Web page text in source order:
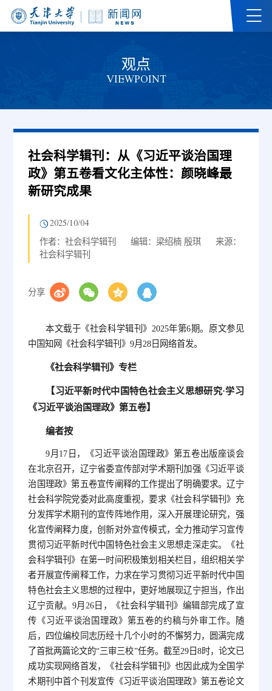
观点
VIEWPOINT
社会科学辑刊：从《习近平谈治国理
政》第五卷看文化主体性：颜晓峰最
新研究成果
2025/10/04
作者：社会科学辑刊 编辑：梁绍楠 殷琪
来源：
社会科学辑刊
分享
本文载于《社会科学辑刊》2025年第6期。原文参见
中国知网《社会科学辑刊》9月28日网络首发。
《社会科学辑刊》专栏
【习近平新时代中国特色社会主义思想研究·学习
《习近平谈治国理政》第五卷】
编者按
9月17日，《习近平谈治国理政》第五卷出版座谈会
在北京召开，辽宁省委宣传部对学术期刊加强《习近平谈
治国理政》第五卷宣传阐释的工作提出了明确要求。辽宁
社会科学院党委对此高度重视，要求《社会科学辑刊》充
分发挥学术期刊的宣传阵地作用，深入开展理论研究，强
化宣传阐释力度，创新对外宣传模式，全力推动学习宣传
贯彻习近平新时代中国特色社会主义思想走深走实。《社
会科学辑刊》在第一时间积极策划相关栏目，组织相关学
者开展宣传阐释工作，力求在学习贯彻习近平新时代中国
特色社会主义思想的过程中，更好地展现辽宁担当，作出
辽宁贡献。9月26日，《社会科学辑刊》编辑部完成了宣
传《习近平谈治国理政》第五卷的约稿与外审工作。随
后，四位编校同志历经十几个小时的不懈努力，圆满完成
了首批两篇论文的“三审三校”任务。截至29日8时，论文已
成功实现网络首发，《社会科学辑刊》也因此成为全国学
术期刊中首个刊发宣传《习近平谈治国理政》第五卷论文